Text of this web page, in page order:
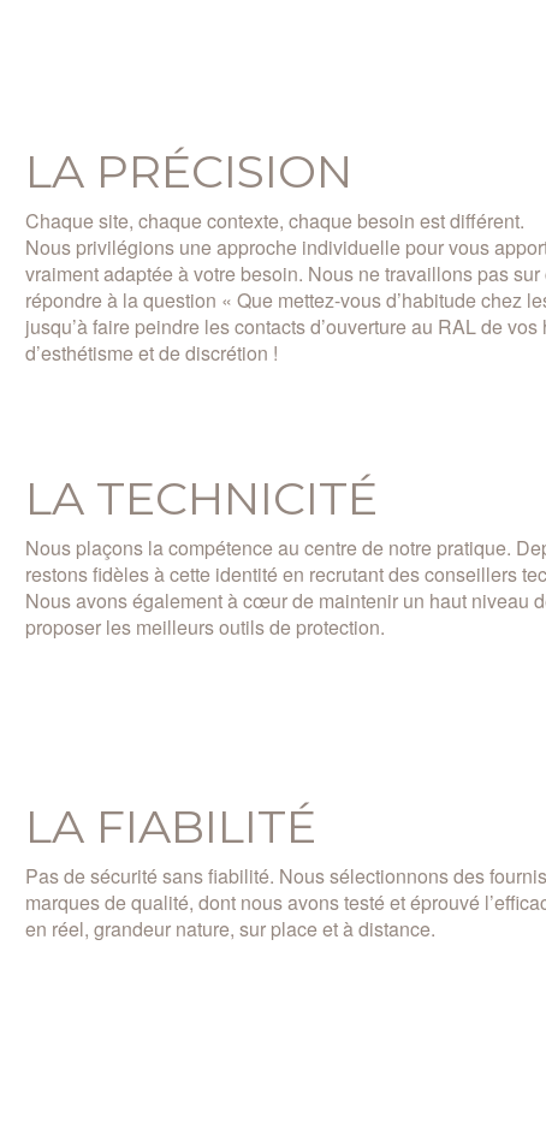
LA PRÉCISION
Chaque site, chaque contexte, chaque besoin est différent.
Nous privilégions une approche individuelle pour vous
vraiment adaptée à votre besoin. Nous ne travaillons pas
répondre à la question « Que mettez-vous d’habitude chez
jusqu’à faire peindre les contacts d’ouverture au RAL de
d’esthétisme et de discrétion !
LA TECHNICITÉ
Nous plaçons la compétence au centre de notre pratique.
restons fidèles à cette identité en recrutant des conseillers
Nous avons également à cœur de maintenir un haut niveau
proposer les meilleurs outils de protection.
LA FIABILITÉ
Pas de sécurité sans fiabilité. Nous sélectionnons des
marques de qualité, dont nous avons testé et éprouvé
en réel, grandeur nature, sur place et à distance.